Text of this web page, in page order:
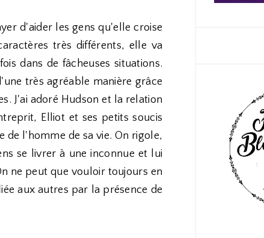
d'aider les gens qu'elle croise
très différents, elle va
dans de fâcheuses situations.
très agréable manière grâce
J'ai adoré Hudson et la relation
Elliot et ses petits soucis
de l'homme de sa vie. On rigole,
se livrer à une inconnue et lui
ne peut que vouloir toujours en
aux autres par la présence de